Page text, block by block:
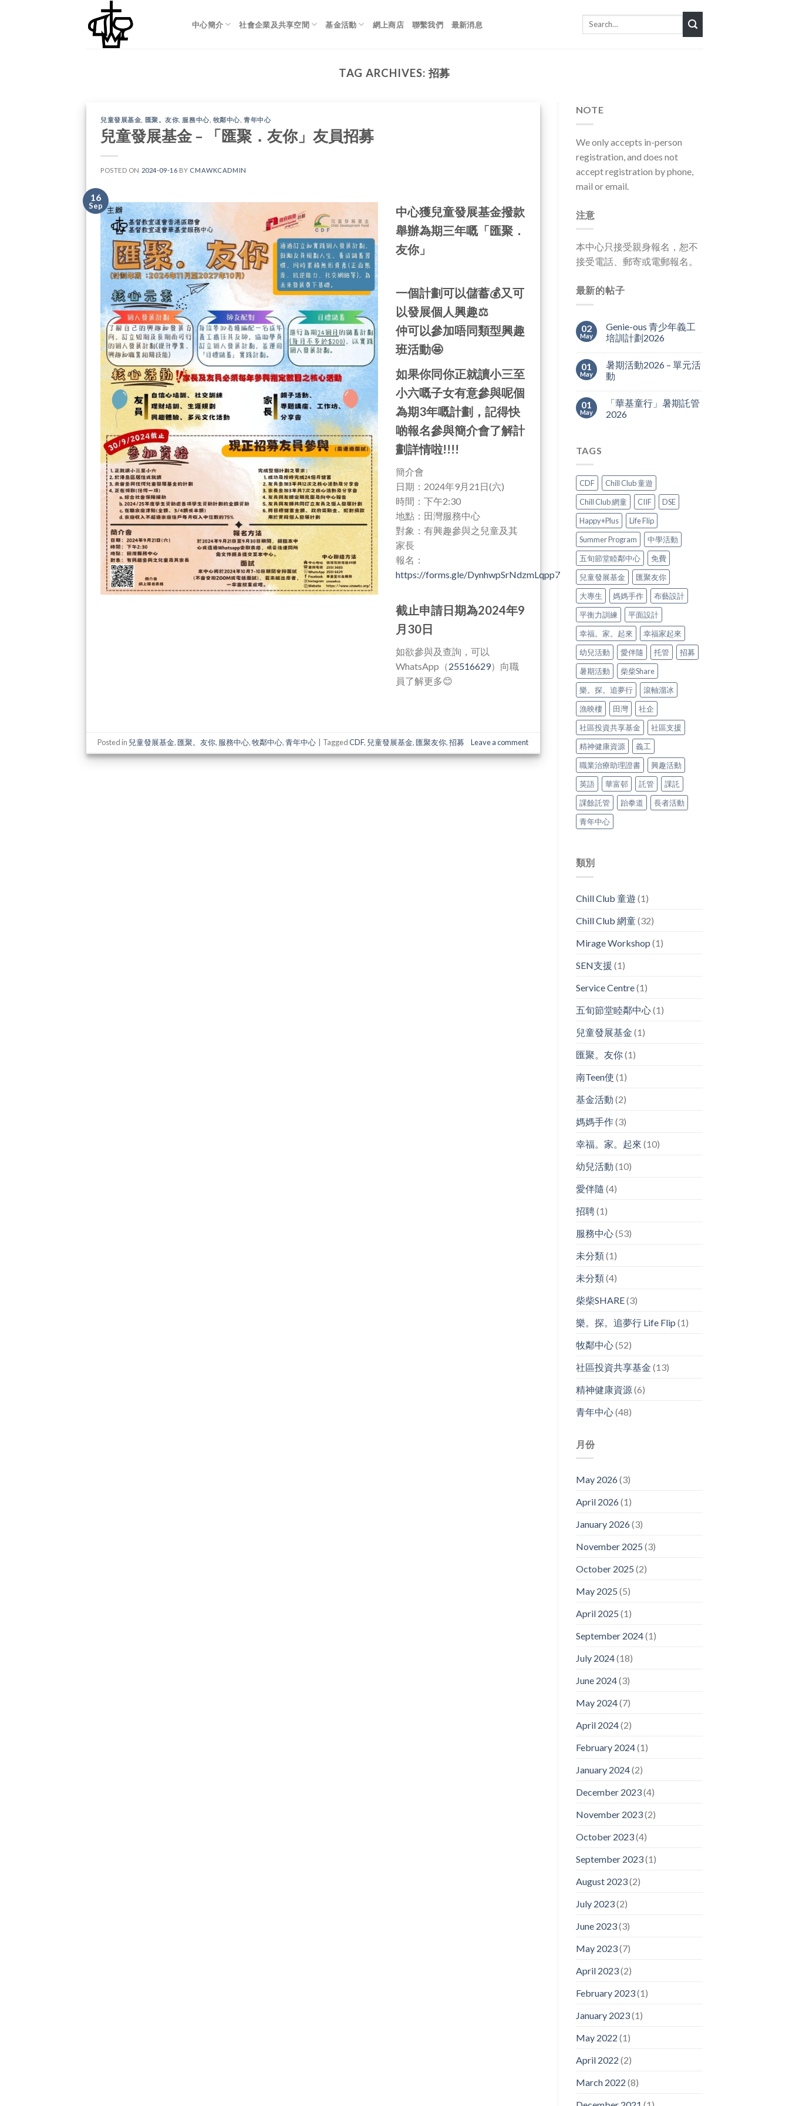
中心簡介 社會企業及共享空間 基金活動 網上商店 聯繫我們 最新消息
Search
TAG ARCHIVES: 招募
兒童發展基金 匯聚。友你 服務中心, 牧鄰中心 ,青年中心
兒童發展基金 – 「匯聚．友你」友員招募
POSTED ON 2024-09-16 BY CMAWKCADMIN
16
Sep
中心獲兒童發展基金撥款
舉辦為期三年嘅「匯聚．
友你」
一個計劃可以儲蓄💰又可
以發展個人興趣⚖️
仲可以參加唔同類型興趣
班活動🤩
如果你同你正就讀小三至
小六嘅子女有意參與呢個
為期3年嘅計劃，記得快
啲報名參與簡介會了解計
劃詳情啦!!!!
簡介會
日期：2024年9月21日(六)
時間：下午2:30
地點：田灣服務中心
對象：有興趣參與之兒童及其
家長
報名：
https://forms.gle/DynhwpSrNdzmLqpp7
截止申請日期為2024年9
月30日
如欲參與及查詢，可以
WhatsApp（25516629）向職
員了解更多😊
Posted in 兒童發展基金,匯聚。友你, 服務中心,牧鄰中心,青年中心 TaggedCDF, 兒童發展基金,匯聚友你,招募 Leave a comment
NOTE
We only accepts in-person
registration, and does not
accept registration by phone,
mail or email.
注意
本中心只接受親身報名，恕不
接受電話、郵寄或電郵報名。
最新的帖子
02
May
Genie-ous 青少年義工
培訓計劃2026
01
May
暑期活動2026 – 單元活
動
01
May
「華基童行」暑期託管
2026
TAGS
CDF
Chill Club 童遊
Chill Club 網童
CIIF
DSE
Happy+Plus
Life Flip
Summer Program
中學活動
五旬節堂睦鄰中心
免費
兒童發展基金
匯聚友你
大專生
媽媽手作
布藝設計
平衡力訓練
平面設計
幸福。家。起來
幸福家起來
幼兒活動
愛伴隨 托管
招募
暑期活動
柴柴Share
樂。探。追夢行
滾軸溜冰
漁映樓
田灣
社企
社區投資共享基金
社區支援
精神健康資源
義工
職業治療助理證書
興趣活動
英語
華富邨 託管
課託
課餘託管
跆拳道
長者活動
青年中心
類別
Chill Club 童遊 (1)
Chill Club 網童(32)
Mirage Workshop (1)
SEN支援 (1)
Service Centre(1)
五旬節堂睦鄰中心(1)
兒童發展基金 (1)
匯聚。友你(1)
南Teen使 (1)
基金活動 (2)
媽媽手作(3)
幸福。家。起來 (10)
幼兒活動 (10)
愛伴隨 (4)
招聘(1)
服務中心(53)
未分類(1)
未分類(4)
柴柴SHARE(3)
樂。探。追夢行 Life Flip (1)
牧鄰中心(52)
社區投資共享基金 (13)
精神健康資源(6)
青年中心(48)
月份
May 2026(3)
April 2026(1)
January 2026(3)
November 2025 (3)
October 2025 (2)
May 2025 (5)
April 2025 (1)
September 2024(1)
July 2024(18)
June 2024(3)
May 2024(7)
April 2024(2)
February 2024(1)
January 2024(2)
December 2023(4)
November 2023(2)
October 2023(4)
September 2023(1)
August 2023(2)
July 2023(2)
June 2023(3)
May 2023(7)
April 2023(2)
February 2023(1)
January 2023(1)
May 2022 (1)
April 2022 (2)
March 2022 (8)